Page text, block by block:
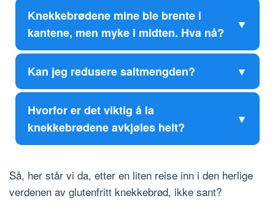
Knekkebrødene mine ble brente i
kantene, men myke i midten. Hva nå?
Kan jeg redusere saltmengden?
Hvorfor er det viktig å la
knekkebrødene avkjøles helt?
Så, her står vi da, etter en liten reise inn i den herlige
verdenen av glutenfritt knekkebrød, ikke sant?